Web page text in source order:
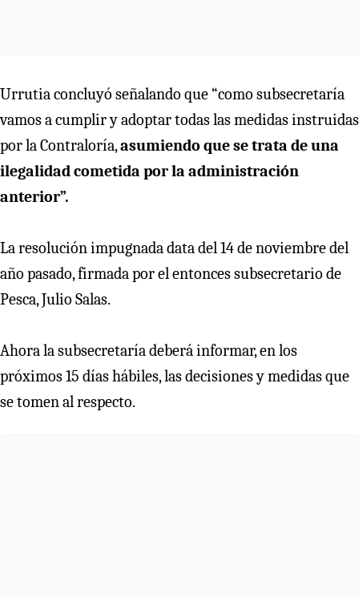
Urrutia concluyó señalando que “como subsecretaría
vamos a cumplir y adoptar todas las medidas instruidas
por la Contraloría,asumiendo que se trata de una
ilegalidad cometida por la administración
anterior”.
La resolución impugnada data del 14 de noviembre del
año pasado, firmada por el entonces subsecretario de
Pesca, Julio Salas.
Ahora la subsecretaría deberá informar, en los
próximos 15 días hábiles, las decisiones y medidas que
se tomen al respecto.